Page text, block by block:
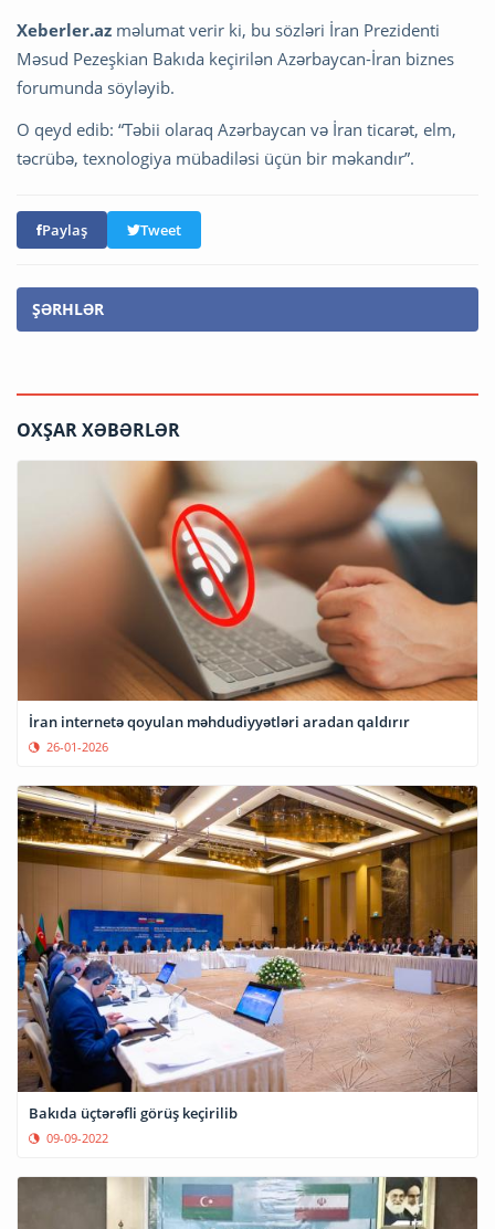
Xeberler.az məlumat verir ki, bu sözləri İran Prezidenti
Məsud Pezeşkian Bakıda keçirilən Azərbaycan-İran biznes
forumunda söyləyib.
O qeyd edib: “Təbii olaraq Azərbaycan və İran ticarət, elm,
təcrübə, texnologiya mübadiləsi üçün bir məkandır”.
Paylaş Tweet
ŞƏRHLƏR
OXŞAR XƏBƏRLƏR
İran internetə qoyulan məhdudiyyətləri aradan qaldırır
26-01-2026
Bakıda üçtərəfli görüş keçirilib
09-09-2022